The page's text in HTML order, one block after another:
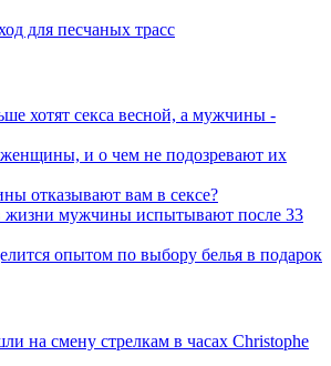
для песчаных трасс
хотят секса весной, а мужчины -
и о чем не подозревают их
отказывают вам в сексе?
жизни мужчины испытывают после 33
опытом по выбору белья в подарок
на смену стрелкам в часах Christophe